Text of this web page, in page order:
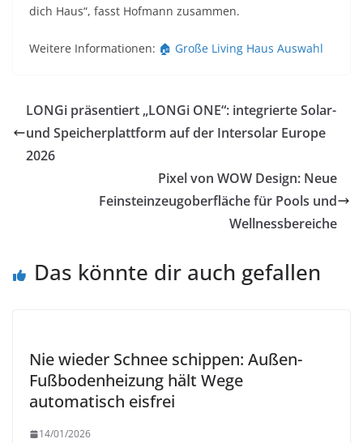
dich Haus“, fasst Hofmann zusammen.
Weitere Informationen: 🏠 Große Living Haus Auswahl
LONGi präsentiert „LONGi ONE“: integrierte Solar-
und Speicherplattform auf der Intersolar Europe
2026
Pixel von WOW Design: Neue
Feinsteinzeugoberfläche für Pools und
Wellnessbereiche
Das könnte dir auch gefallen
Nie wieder Schnee schippen: Außen-
Fußbodenheizung hält Wege
automatisch eisfrei
14/01/2026